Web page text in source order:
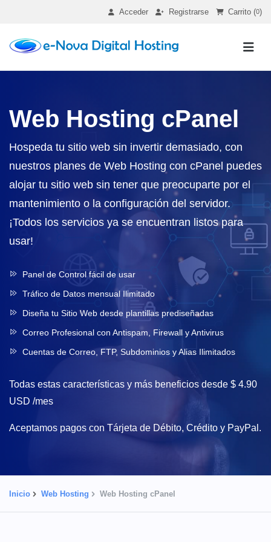
Acceder Registrarse Carrito (0)
Web Hosting cPanel
Hospeda tu sitio web sin invertir demasiado, con
nuestros planes de Web Hosting con cPanel puedes
alojar tu sitio web sin tener que preocuparte por el
mantenimiento o la configuración del servidor.
¡Todos los servicios ya se encuentran listos para
usar!
Panel de Control fácil de usar
Tráfico de Datos mensual Ilimitado
Diseña tu Sitio Web desde plantillas prediseñadas
Correo Profesional con Antispam, Firewall y Antivirus
Cuentas de Correo, FTP, Subdominios y Alias Ilimitados
Todas estas características y más beneficios desde $ 4.90
USD /mes
Aceptamos pagos con Tárjeta de Débito, Crédito y PayPal.
Inicio Web Hosting Web Hosting cPanel